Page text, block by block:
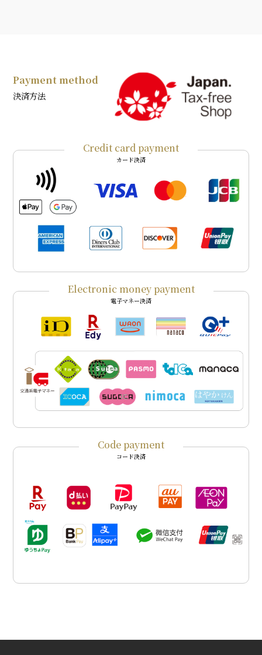
Payment method
決済方法
Credit card payment
カード決済
Electronic money payment
電子マネー決済
Code payment
コード決済